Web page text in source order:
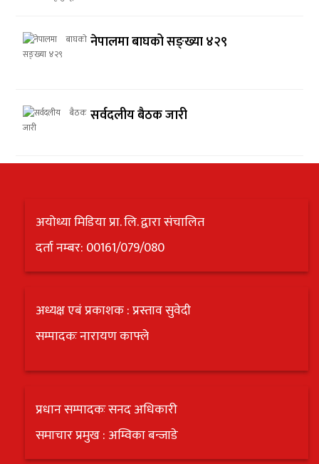
नेपालमा बाघको सङ्ख्या ४२९
सर्वदलीय बैठक जारी
अयोध्या मिडिया प्रा. लि. द्वारा संचालित
दर्ता नम्बर: 00161/079/080
अध्यक्ष एबं प्रकाशक : प्रस्ताव सुवेदी
सम्पादकः नारायण काफ्ले
प्रधान सम्पादकः सनद अधिकारी
समाचार प्रमुख : अम्विका बन्जाडे